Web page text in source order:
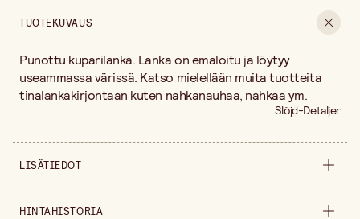
TUOTEKUVAUS
Punottu kuparilanka. Lanka on emaloitu ja löytyy
useammassa värissä. Katso mielellään muita tuotteita
tinalankakirjontaan kuten nahkanauhaa, nahkaa ym.
Slöjd-Detaljer
LISÄTIEDOT
Leveys 75 mm
HINTAHISTORIA